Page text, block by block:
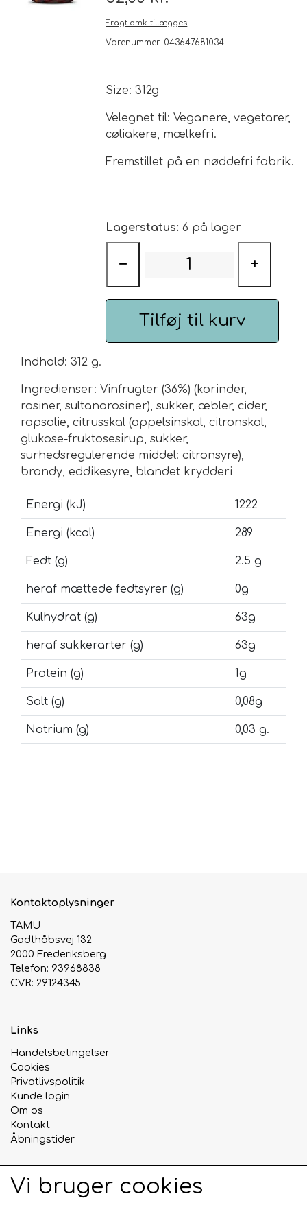
Brand
Sort Te
Grøn Hvid Te
Rooibush
Chaplon Te
Matcha te og tilbehør
Nyheder
Åbningstider
Fragt omk. tillægges
Varenummer: 043647681034
Size: 312g
Velegnet til: Veganere, vegetarer,
cøliakere, mælkefri.
Fremstillet på en nøddefri fabrik.
Lagerstatus: 6 på lager
− +
Tilføj til kurv
Indhold: 312 g.
Ingredienser: Vinfrugter (36%) (korinder,
rosiner, sultanarosiner), sukker, æbler, cider,
rapsolie, citrusskal (appelsinskal, citronskal,
glukose-fruktosesirup, sukker,
surhedsregulerende middel: citronsyre),
brandy, eddikesyre, blandet krydderi
Energi (kJ) 1222
Energi (kcal) 289
Fedt (g) 2.5 g
heraf mættede fedtsyrer (g) 0g
Kulhydrat (g) 63g
heraf sukkerarter (g) 63g
Protein (g) 1g
Salt (g) 0,08g
Natrium (g) 0,03 g.
Kontaktoplysninger
TAMU
Godthåbsvej 132
2000 Frederiksberg
Telefon: 93968838
CVR: 29124345
Links
Handelsbetingelser
Cookies
Privatlivspolitik
Kunde login
Om os
Kontakt
Åbningstider
Sociale medier
Vi bruger cookies